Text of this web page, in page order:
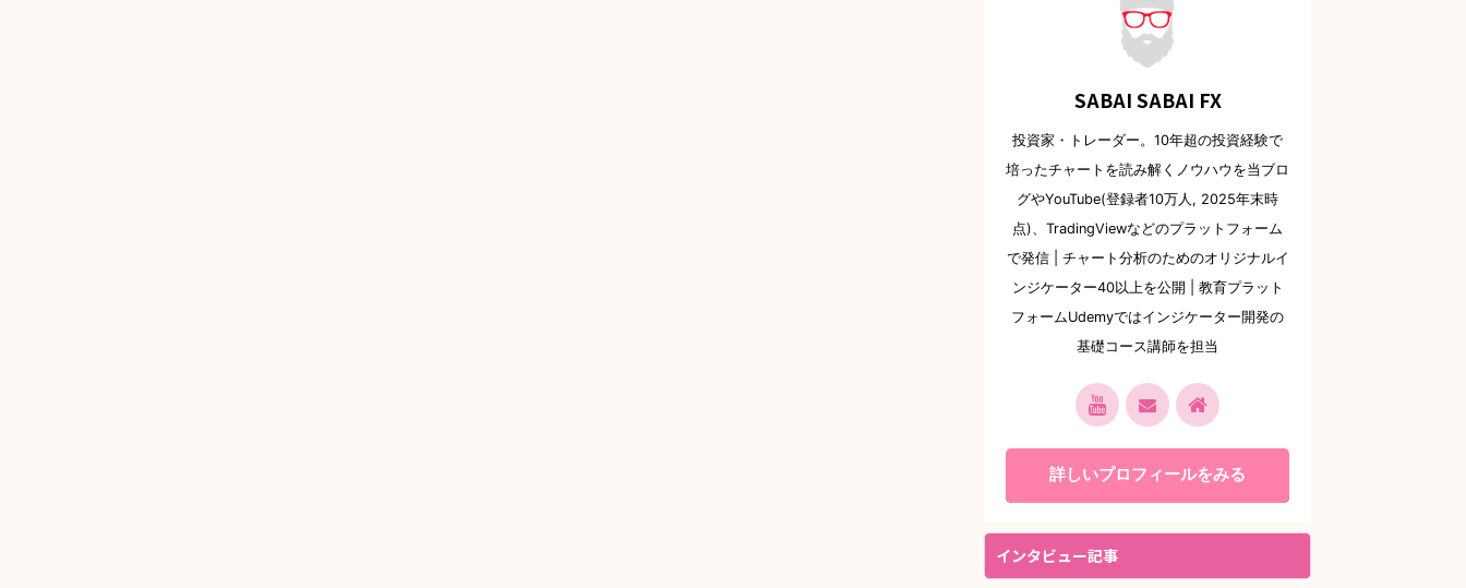
SABAI SABAI FX
投資家・トレーダー。10年超の投資経験で
培ったチャートを読み解くノウハウを当ブロ
グやYouTube(登録者10万人, 2025年末時
点)、TradingViewなどのプラットフォーム
で発信 | チャート分析のためのオリジナルイ
ンジケーター40以上を公開 | 教育プラット
フォームUdemyではインジケーター開発の
基礎コース講師を担当
詳しいプロフィールをみる
インタビュー記事